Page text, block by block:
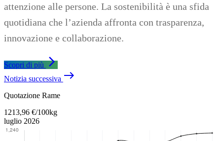
attenzione alle persone. La sostenibilità è una sfida
quotidiana che l’azienda affronta con trasparenza,
innovazione e collaborazione.
Scopri di più arrow_forward_ios
Notizia successiva east
Quotazione Rame
1213,96 €/100kg
luglio 2026